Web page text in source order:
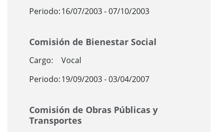
Periodo:16/07/2003 - 07/10/2003
Comisión de Bienestar Social
Cargo:
Vocal
Periodo:19/09/2003 - 03/04/2007
Comisión de Obras Públicas y
Transportes